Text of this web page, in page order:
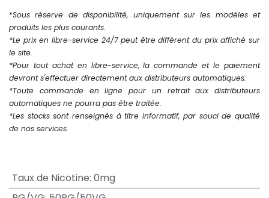
*Sous réserve de disponibilité, uniquement sur les modèles et
produits les plus courants.
*Le prix en libre-service 24/7 peut être différent du prix affiché sur
le site.
*Pour tout achat en libre-service, la commande et le paiement
devront s'effectuer directement aux distributeurs automatiques.
*Toute commande en ligne pour un retrait aux distributeurs
automatiques ne pourra pas être traitée.
*Les stocks sont renseignés à titre informatif, par souci de qualité
de nos services.
Taux de Nicotine: 0mg